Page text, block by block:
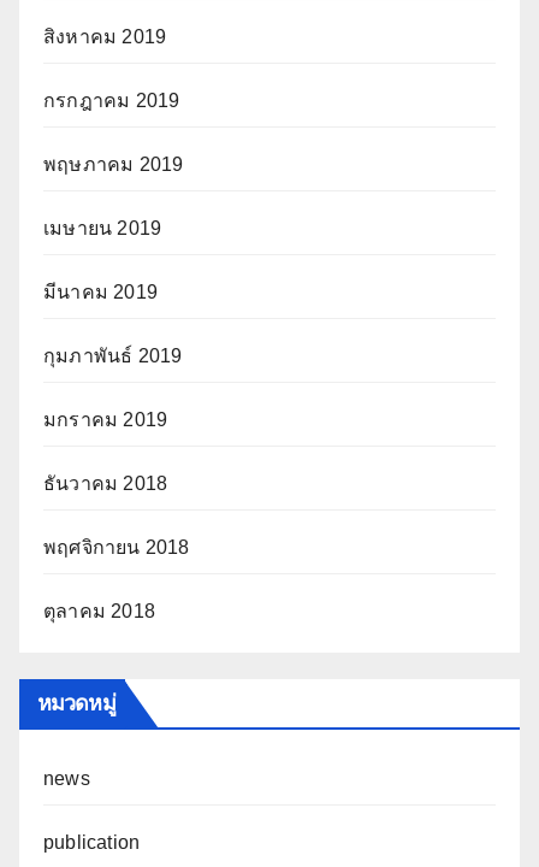
สิงหาคม 2019
กรกฎาคม 2019
พฤษภาคม 2019
เมษายน 2019
มีนาคม 2019
กุมภาพันธ์ 2019
มกราคม 2019
ธันวาคม 2018
พฤศจิกายน 2018
ตุลาคม 2018
หมวดหมู่
news
publication